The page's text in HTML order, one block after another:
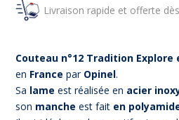
Livraison rapide et offerte
Couteau n°12 Tradition Explore
en France par Opinel.
Sa lame est réalisée en acier
son manche est fait en